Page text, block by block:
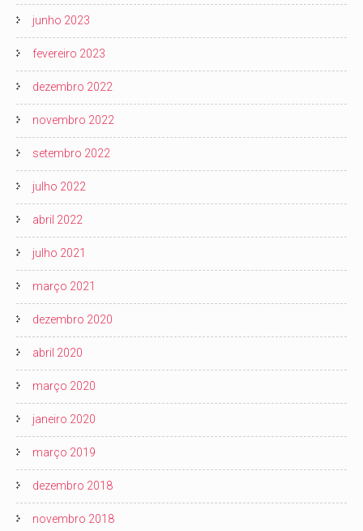
junho 2023
fevereiro 2023
dezembro 2022
novembro 2022
setembro 2022
julho 2022
abril 2022
julho 2021
março 2021
dezembro 2020
abril 2020
março 2020
janeiro 2020
março 2019
dezembro 2018
novembro 2018